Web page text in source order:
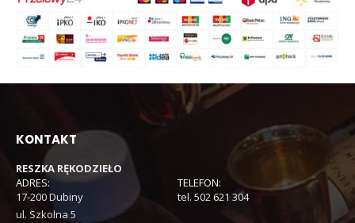
KONTAKT
RESZKA RĘKODZIEŁO
ADRES:
17-200 Dubiny
ul. Szkolna 5
TELEFON:
tel. 502 621 304